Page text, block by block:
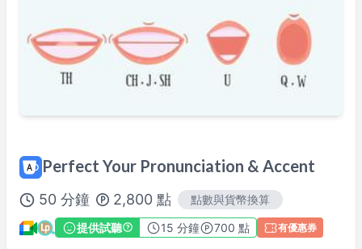
Perfect Your Pronunciation & Accent
50 分鐘 2,800點 點數與貨幣換算
提供試聽 15 分鐘 700 點 有優惠券
23:00
週五
04:00
07:00
週五
15:00
20:00
週六
17:00
22:00
週日
17:00 20:30
講師檔案
100%課程滿意保證
查看詳情→